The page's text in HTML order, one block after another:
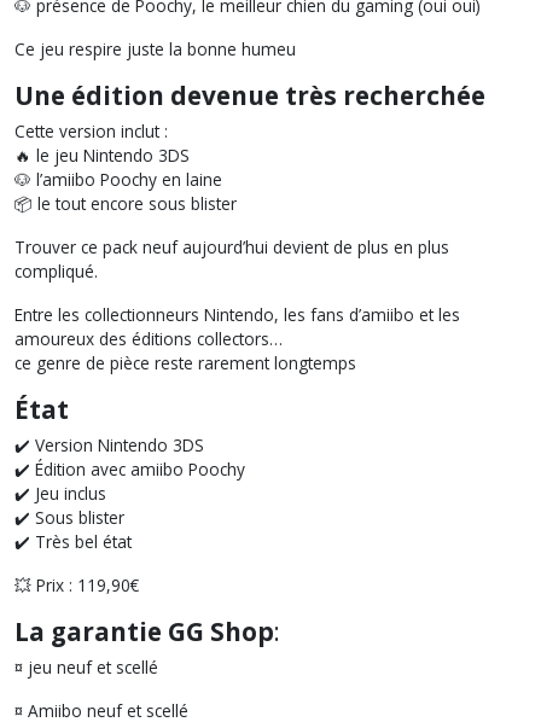
🐶 présence de Poochy, le meilleur chien du gaming (oui oui)
Ce jeu respire juste la bonne humeu
Une édition devenue très recherchée
Cette version inclut :
🔥 le jeu Nintendo 3DS
🐶 l’amiibo Poochy en laine
📦 le tout encore sous blister
Trouver ce pack neuf aujourd’hui devient de plus en plus
compliqué.
Entre les collectionneurs Nintendo, les fans d’amiibo et les
amoureux des éditions collectors…
ce genre de pièce reste rarement longtemps
État
✔️ Version Nintendo 3DS
✔️ Édition avec amiibo Poochy
✔️ Jeu inclus
✔️ Sous blister
✔️ Très bel état
💥 Prix : 119,90€
La garantie GG Shop:
¤ jeu neuf et scellé
¤ Amiibo neuf et scellé